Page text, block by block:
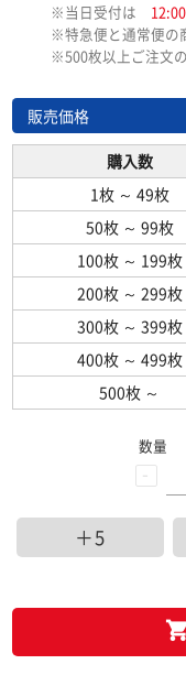
※当日受付は
※特急便と通常便の
※500枚以上ご注文
販売価格
購入数
1枚 ～ 49枚
50枚 ～ 99枚
100枚 ～ 199枚
200枚 ～ 299枚
300枚 ～ 399枚
400枚 ～ 499枚
500枚 ～
-
数量
＋5